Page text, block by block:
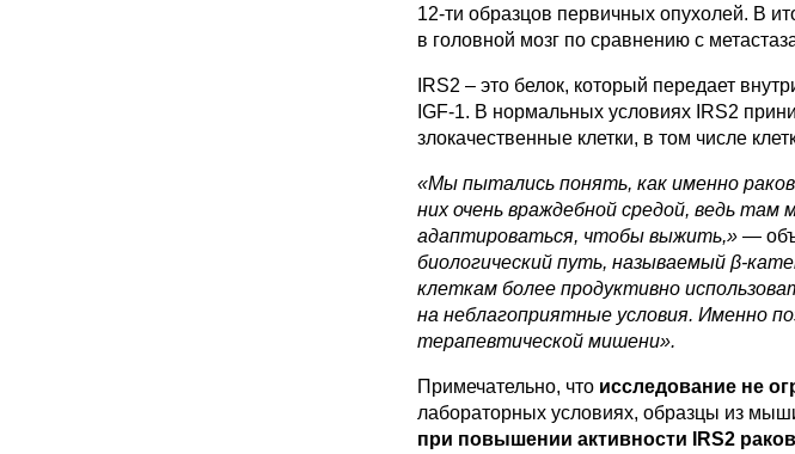
12-ти образцов первичных опухолей. В
в головной мозг по сравнению с
IRS2 – это белок, который передает
IGF-1. В нормальных условиях IRS2
злокачественные клетки, в том числе
«Мы пытались понять, как именно
них очень враждебной средой, ведь
адаптироваться, чтобы выжить,» —
биологический путь, называемый β-
клеткам более продуктивно
на неблагоприятные условия. Именно
терапевтической мишени».
Примечательно, что исследование не
лабораторных условиях, образцы из
при повышении активности IRS2